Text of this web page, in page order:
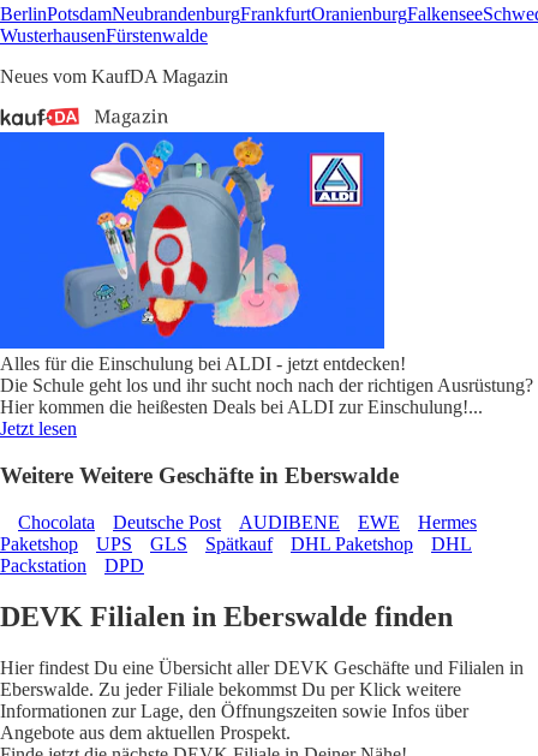
BerlinPotsdamNeubrandenburgFrankfurtOranienburgFalkensee
WusterhausenFürstenwalde
Neues vom KaufDA Magazin
Alles für die Einschulung bei ALDI - jetzt entdecken!
Die Schule geht los und ihr sucht noch nach der richtigen Ausrüstung?
Hier kommen die heißesten Deals bei ALDI zur Einschulung!...
Jetzt lesen
Weitere Weitere Geschäfte in Eberswalde
Chocolata Deutsche Post AUDIBENE EWE
Hermes
Paketshop
UPS GLS Spätkauf DHL Paketshop
DHL
Packstation
DPD
DEVK Filialen in Eberswalde finden
Hier findest Du eine Übersicht aller DEVK Geschäfte und Filialen in
Eberswalde. Zu jeder Filiale bekommst Du per Klick weitere
Informationen zur Lage, den Öffnungszeiten sowie Infos über
Angebote aus dem aktuellen Prospekt.